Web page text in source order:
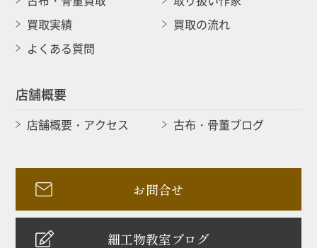
買取実績
買取の流れ
よくある質問
店舗概要
店舗概要・アクセス 古布・骨董ブログ
お問合せ
細工物教室ブログ